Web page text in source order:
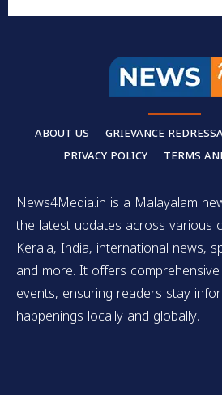
ABOUT US GRIEVANCE
PRIVACY POLICY
TERMS
News4Media.in is a Malayalam
the latest updates across various
Kerala, India, international news,
and more. It offers
events, ensuring readers stay
happenings locally and globally.